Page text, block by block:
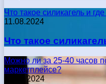
Что такое силикагель и
11.08.2024
Что такое
Можно ли за 25-40 часов
маркетплейсе?
17.05.2024